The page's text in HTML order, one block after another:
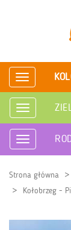
Rozwiń
nawigację
Rozwiń
nawigację
Rozwiń
nawigację
Strona główna
Kołobrzeg -